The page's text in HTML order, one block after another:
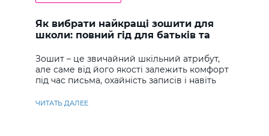
Як вибрати найкращі зошити для
школи: повний гід для батьків та
Зошит – це звичайний шкільний атрибут,
але саме від його якості залежить комфорт
під час письма, охайність записів і навіть
ЧИТАТЬ ДАЛЕЕ